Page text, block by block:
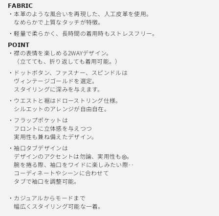
𝗙𝗔𝗕𝗥𝗜𝗖
・本革のような風合いを再現した、人工皮革を使用。
なめらかで上質なタッチが特徴。
・軽量で柔らかく、長時間の着用時もストレスフリー。
𝗣𝗢𝗜𝗡𝗧
・襟の表情を楽しめる2WAYデザイン。
（立てても、折り返しても着用可能。）
・ドットボタン、ファスナー、スピンドルは
ヴィンテージゴールドを選定。
スタイリングに深みを与えます。
・ウエストと裾はドローストリング仕様。
シルエットのアレンジが自由自在。
・フラップポケットは
フロントに立体感を与えつつ
実用性も兼ね備えたデザイン。
・袖口タブデザインは
デザインのアクセントは勿論、実用性も◎。
腕を捲る際、袖口をワイドに楽しみたい際‥
コーディネートやシーンに合わせて
タブで袖口を調整可能。
・カジュアルからモードまで
幅広くスタイリング可能な一着。